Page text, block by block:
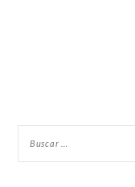
entradas